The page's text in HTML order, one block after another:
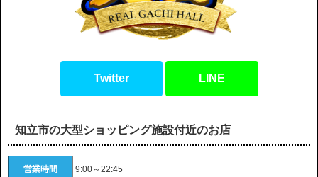
Twitter LINE
知立市の大型ショッピング施設付近のお店
営業時間 9:00～22:45